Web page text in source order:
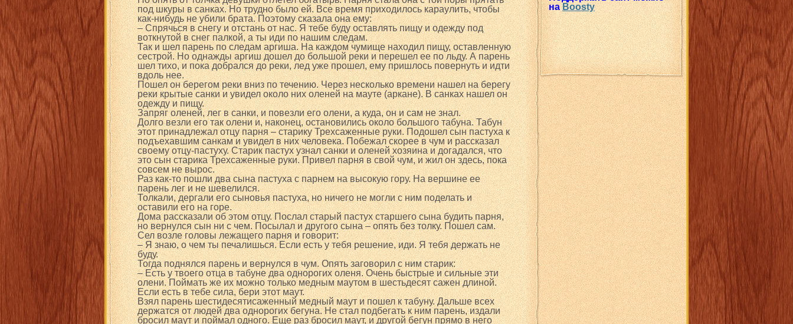
наBoosty
под шкуры в санках. Но трудно было ей. Все время приходилось караулить, чтобы
как-нибудь не убили брата. Поэтому сказала она ему:
– Спрячься в снегу и отстань от нас. Я тебе буду оставлять пищу и одежду под
воткнутой в снег палкой, а ты иди по нашим следам.
Так и шел парень по следам аргиша. На каждом чумище находил пищу, оставленную
сестрой. Но однажды аргиш дошел до большой реки и перешел ее по льду. А парень
шел тихо, и пока добрался до реки, лед уже прошел, ему пришлось повернуть и идти
вдоль нее.
Пошел он берегом реки вниз по течению. Через несколько времени нашел на берегу
реки крытые санки и увидел около них оленей на мауте (аркане). В санках нашел он
одежду и пищу.
Запряг оленей, лег в санки, и повезли его олени, а куда, он и сам не знал.
Долго везли его так олени и, наконец, остановились около большого табуна. Табун
этот принадлежал отцу парня – старику Трехсаженные руки. Подошел сын пастуха к
подъехавшим санкам и увидел в них человека. Побежал скорее в чум и рассказал
своему отцу-пастуху. Старик пастух узнал санки и оленей хозяина и догадался, что
это сын старика Трехсаженные руки. Привел парня в свой чум, и жил он здесь, пока
совсем не вырос.
Раз как-то пошли два сына пастуха с парнем на высокую гору. На вершине ее
парень лег и не шевелился.
Толкали, дергали его сыновья пастуха, но ничего не могли с ним поделать и
оставили его на горе.
Дома рассказали об этом отцу. Послал старый пастух старшего сына будить парня,
но вернулся сын ни с чем. Посылал и другого сына – опять без толку. Пошел сам.
Сел возле головы лежащего парня и говорит:
– Я знаю, о чем ты печалишься. Если есть у тебя решение, иди. Я тебя держать не
буду.
Тогда поднялся парень и вернулся в чум. Опять заговорил с ним старик:
– Есть у твоего отца в табуне два однорогих оленя. Очень быстрые и сильные эти
олени. Поймать же их можно только медным маутом в шестьдесят сажен длиной.
Если есть в тебе сила, бери этот маут.
Взял парень шестидесятисаженный медный маут и пошел к табуну. Дальше всех
держатся от людей два однорогих бегуна. Не стал подбегать к ним парень, издали
бросил маут и поймал одного. Еще раз бросил маут, и другой бегун прямо в него